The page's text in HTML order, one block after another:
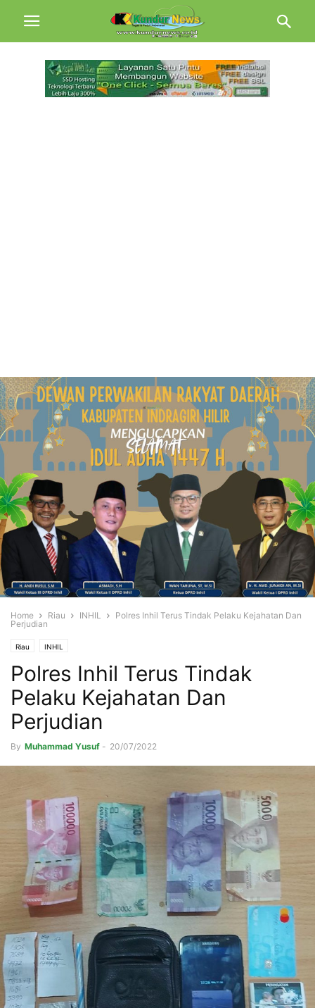
Home Riau INHIL
Polres Inhil Terus Tindak Pelaku Kejahatan Dan
Perjudian
Riau INHIL
Polres Inhil Terus Tindak
Pelaku Kejahatan Dan
Perjudian
By Muhammad Yusuf - 20/07/2022